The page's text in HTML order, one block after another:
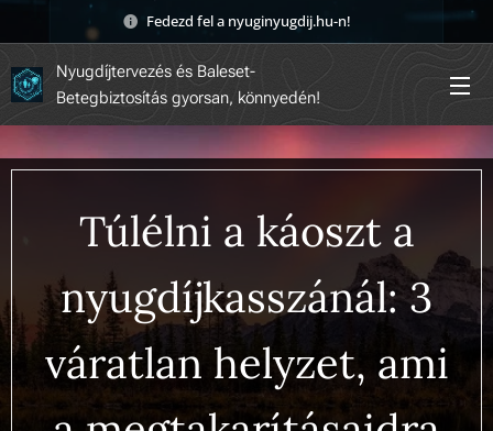
Fedezd fel a nyuginyugdij.hu-n! 🚀
Nyugdíjtervezés és Baleset-
Betegbiztosítás gyorsan, könnyedén!
Túlélni a káoszt a
nyugdíjkasszánál: 3
váratlan helyzet, ami